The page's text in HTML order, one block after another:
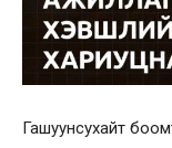
Гашуунсухайт